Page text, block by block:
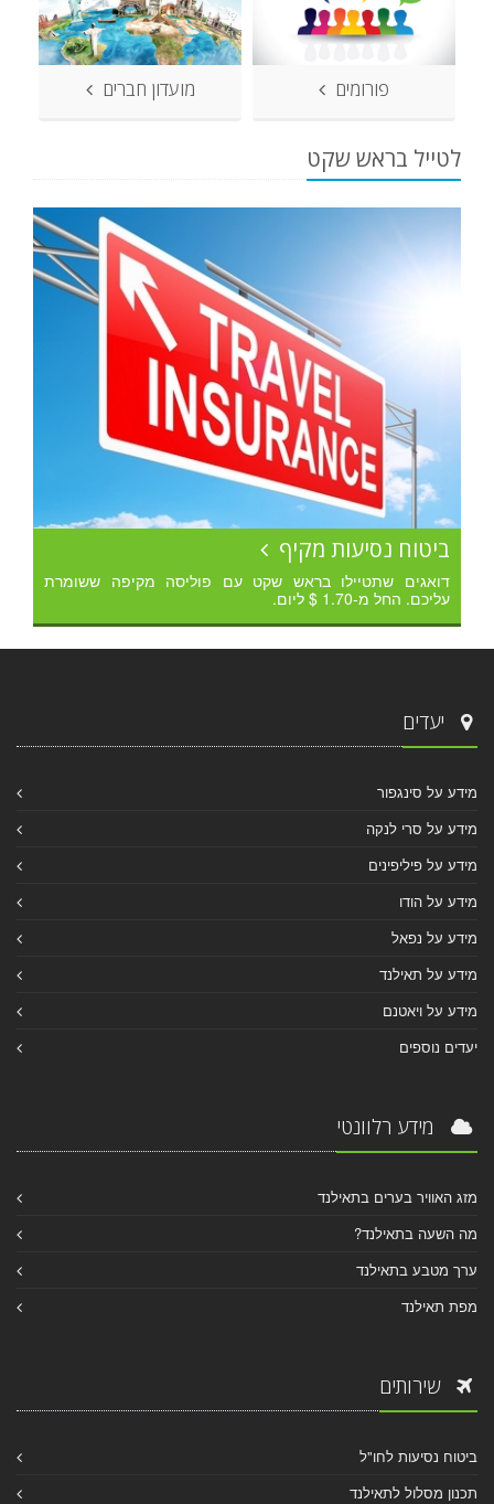
פורומים מועדון חברים
לטייל בראש שקט
ביטוח נסיעות מקיף
דואגים שתטיילו בראש שקט עם פוליסה מקיפה ששומרת
עליכם. החל מ-1.70 $ ליום.
יעדים
מידע על סינגפור
מידע על סרי לנקה
מידע על פיליפינים
מידע על הודו
מידע על נפאל
מידע על תאילנד
מידע על ויאטנם
יעדים נוספים
מידע רלוונטי
מזג האוויר בערים בתאילנד
מה השעה בתאילנד?
ערך מטבע בתאילנד
מפת תאילנד
שירותים
ביטוח נסיעות לחו"ל
תכנון מסלול לתאילנד